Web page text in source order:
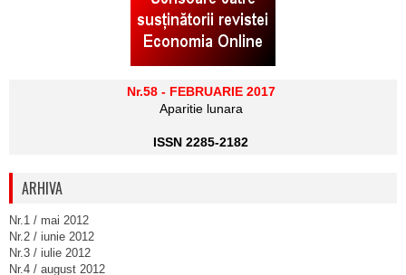
Nr.58 - FEBRUARIE 2017
Aparitie lunara
ISSN 2285-2182
ARHIVA
Nr.1 / mai 2012
Nr.2 / iunie 2012
Nr.3 / iulie 2012
Nr.4 / august 2012